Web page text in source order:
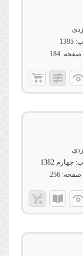
1395
صفحه: 184
چهارم 1382
صفحه: 256